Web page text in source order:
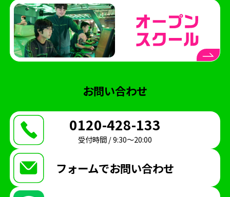
お問い合わせ
0120-428-133
受付時間 / 9:30〜20:00
フォームでお問い合わせ